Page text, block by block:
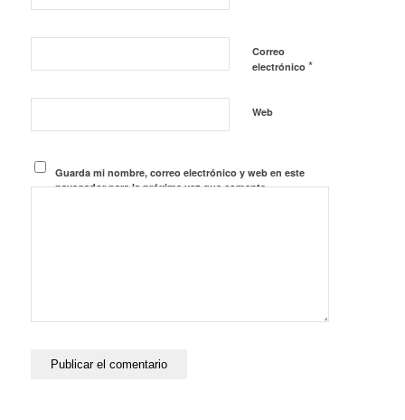
Correo
electrónico *
Web
Guarda mi nombre, correo electrónico y web en este
navegador para la próxima vez que comente.